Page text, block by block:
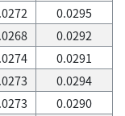
0.0295
0.0292
0.0291
0.0294
0.0290